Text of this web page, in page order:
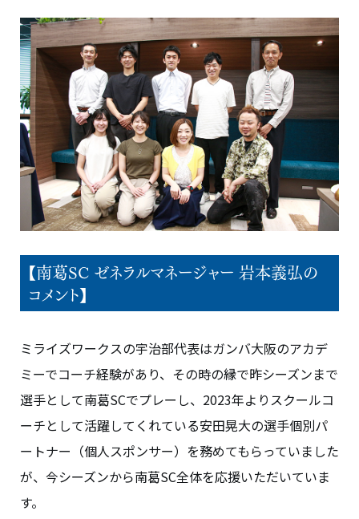
【南葛SC ゼネラルマネージャー 岩本義弘の
コメント】
ミライズワークスの宇治部代表はガンバ大阪のアカデ
ミーでコーチ経験があり、その時の縁で昨シーズンまで
選手として南葛SCでプレーし、2023年よりスクールコ
ーチとして活躍してくれている安田晃大の選手個別パ
ートナー（個人スポンサー）を務めてもらっていました
が、今シーズンから南葛SC全体を応援いただいていま
す。